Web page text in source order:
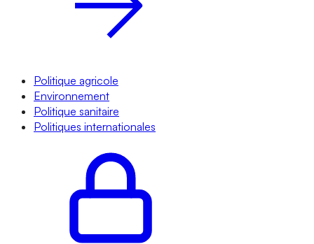
Politique agricole
Environnement
Politique sanitaire
Politiques internationales